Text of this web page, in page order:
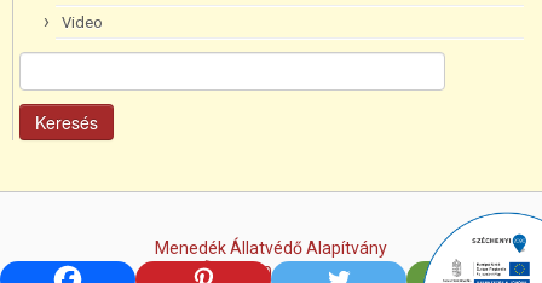
Video
Menedék Állatvédő Alapítvány
+36/70-365-8096